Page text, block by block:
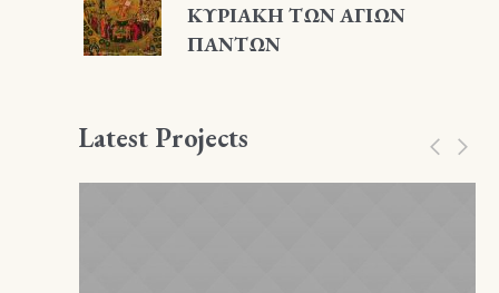
ΚΥΡΙΑΚΗ ΤΩΝ ΑΓΙΩΝ
ΠΑΝΤΩΝ
Latest Projects